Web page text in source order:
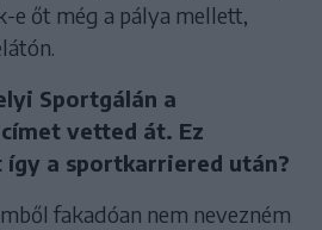
e őt még a pálya mellett,
Sportgálán a
vetted át. Ez
a sportkarriered után?
fakadóan nem nevezném